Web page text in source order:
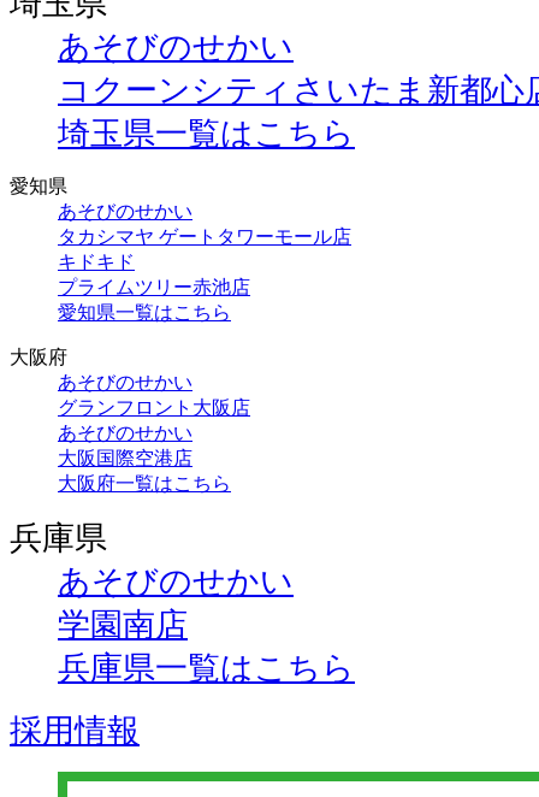
あそびのせかい
コクーンシティさいたま新都心
埼玉県一覧はこちら
愛知県
あそびのせかい
タカシマヤ ゲートタワーモール店
キドキド
プライムツリー赤池店
愛知県一覧はこちら
大阪府
あそびのせかい
グランフロント大阪店
あそびのせかい
大阪国際空港店
大阪府一覧はこちら
兵庫県
あそびのせかい
学園南店
兵庫県一覧はこちら
採用情報